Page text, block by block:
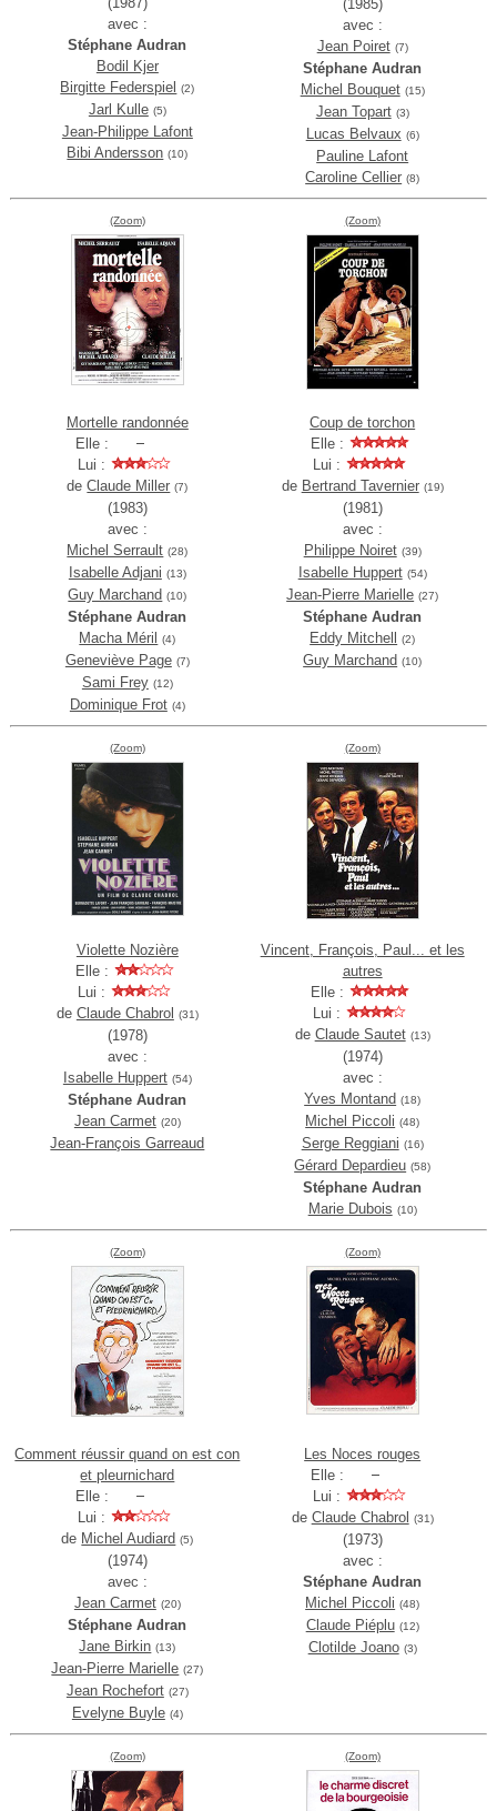
avec :
Stéphane Audran
Bodil Kjer
Birgitte Federspiel
(2)
Jarl Kulle (5)
Jean-Philippe Lafont
Bibi Andersson (10)
(1985)
avec :
Jean Poiret (7)
Stéphane Audran
Michel Bouquet (15)
Jean Topart (3)
Lucas Belvaux (6)
Pauline Lafont
Caroline Cellier (8)
(Zoom)
Mortelle randonnée
Elle :
Lui :
deClaude Miller (7)
(1983)
avec :
Michel Serrault (28)
Isabelle Adjani (13)
Guy Marchand (10)
Stéphane Audran
Macha Méril
(4)
Geneviève Page (7)
Sami Frey (12)
Dominique Frot (4)
(Zoom)
Coup de torchon
Elle :
Lui :
de Bertrand Tavernier (19)
(1981)
avec :
Philippe Noiret (39)
Isabelle Huppert (54)
Jean-Pierre Marielle (27)
Stéphane Audran
Eddy Mitchell
(2)
Guy Marchand (10)
(Zoom)
Violette Nozière
Elle :
Lui :
de Claude Chabrol (31)
(1978)
avec :
Isabelle Huppert (54)
Stéphane Audran
Jean Carmet (20)
Jean-François Garreaud
(Zoom)
Vincent, François, Paul... et les
autres
Elle :
Lui :
de Claude Sautet (13)
(1974)
avec :
Yves Montand (18)
Michel Piccoli (48)
Serge Reggiani (16)
Gérard Depardieu (58)
Stéphane Audran
Marie Dubois (10)
(Zoom)
Comment réussir quand on est con
et pleurnichard
Elle :
Lui :
de Michel Audiard (5)
(1974)
avec :
Jean Carmet (20)
Stéphane Audran
Jane Birkin (13)
Jean-Pierre Marielle (27)
Jean Rochefort (27)
Evelyne Buyle (4)
(Zoom)
Les Noces rouges
Elle :
Lui :
de Claude Chabrol (31)
(1973)
avec :
Stéphane Audran
Michel Piccoli (48)
Claude Piéplu (12)
Clotilde Joano (3)
(Zoom) (Zoom)